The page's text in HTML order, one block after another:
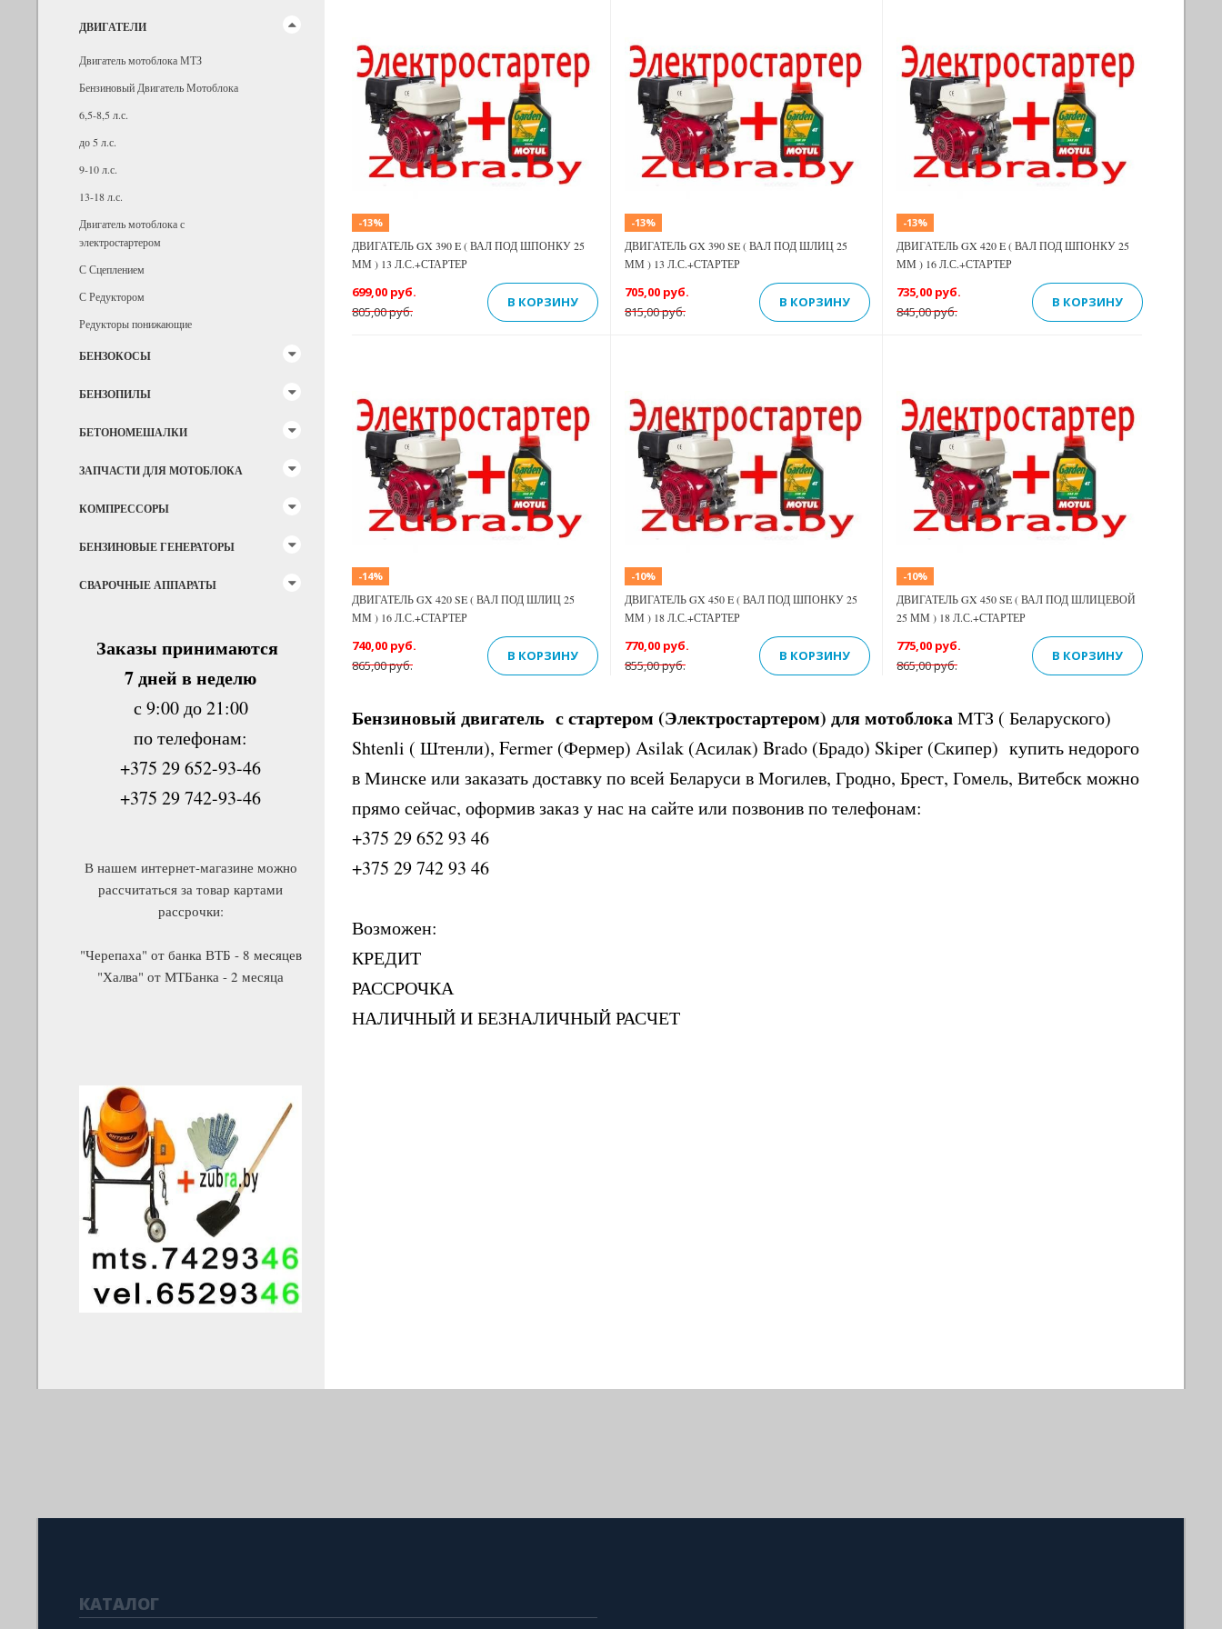
ДВИГАТЕЛИ
Двигатель мотоблока МТЗ
Бензиновый Двигатель Мотоблока
6,5-8,5 л.с.
до 5 л.с.
9-10 л.с.
13-18 л.с.
Двигатель мотоблока с
электростартером
С Сцеплением
С Редуктором
Редукторы понижающие
БЕНЗОКОСЫ
БЕНЗОПИЛЫ
БЕТОНОМЕШАЛКИ
ЗАПЧАСТИ ДЛЯ МОТОБЛОКА
КОМПРЕССОРЫ
БЕНЗИНОВЫЕ ГЕНЕРАТОРЫ
СВАРОЧНЫЕ АППАРАТЫ
Заказы принимаются
7 дней в неделю
с 9:00 до 21:00
по телефонам:
+375 29 652-93-46
+375 29 742-93-46
В нашем интернет-магазине можно
рассчитаться за товар картами
рассрочки:
"Черепаха" от банка ВТБ - 8 месяцев
"Халва" от МТБанка - 2 месяца
Previous Next
-13%
ДВИГАТЕЛЬ GX 390 E ( ВАЛ ПОД ШПОНКУ 25
ММ ) 13 Л.С.+СТАРТЕР
805,00 руб.
699,00 руб.
В КОРЗИНУ
Previous Next
-13%
ДВИГАТЕЛЬ GX 390 SE ( ВАЛ ПОД ШЛИЦ 25
ММ ) 13 Л.С.+СТАРТЕР
815,00 руб.
705,00 руб.
В КОРЗИНУ
Previous
-13%
ДВИГАТЕЛЬ GX 420 E ( ВАЛ ПОД ШПОНКУ 25
ММ ) 16 Л.С.+СТАРТЕР
845,00 руб.
735,00 руб.
В КОРЗИНУ
Previous Next
-14%
ДВИГАТЕЛЬ GX 420 SE ( ВАЛ ПОД ШЛИЦ 25
ММ ) 16 Л.С.+СТАРТЕР
865,00 руб.
740,00 руб.
В КОРЗИНУ
Previous Next
-10%
ДВИГАТЕЛЬ GX 450 E ( ВАЛ ПОД ШПОНКУ 25
ММ ) 18 Л.С.+СТАРТЕР
855,00 руб.
770,00 руб.
В КОРЗИНУ
Previous
-10%
ДВИГАТЕЛЬ GX 450 SE ( ВАЛ ПОД ШЛИЦЕВОЙ
25 ММ ) 18 Л.С.+СТАРТЕР
865,00 руб.
775,00 руб.
В КОРЗИНУ
Бензиновый двигатель с стартером (Электростартером) для мотоблокаМТЗ ( Беларуского)
Shtenli ( Штенли), Fermer (Фермер) Asilak (Асилак) Brado (Брадо) Skiper (Скипер) купить недорого
в Минске или заказать доставку по всей Беларуси в Могилев, Гродно, Брест, Гомель, Витебск можно
прямо сейчас, оформив заказ у нас на сайте или позвонив по телефонам:
+375 29 652 93 46
+375 29 742 93 46
Возможен:
КРЕДИТ
РАССРОЧКА
НАЛИЧНЫЙ И БЕЗНАЛИЧНЫЙ РАСЧЕТ
КАТАЛОГ